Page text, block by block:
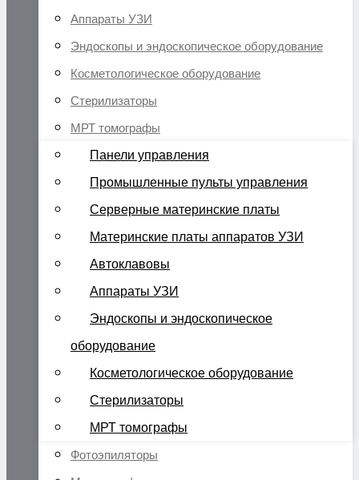
Аппараты УЗИ
Эндоскопы и эндоскопическое оборудование
Косметологическое оборудование
Стерилизаторы
МРТ томографы
Панели управления
Промышленные пульты управления
Серверные материнские платы
Материнские платы аппаратов УЗИ
Автоклавовы
Аппараты УЗИ
Эндоскопы и эндоскопическое
оборудование
Косметологическое оборудование
Стерилизаторы
МРТ томографы
Фотоэпиляторы